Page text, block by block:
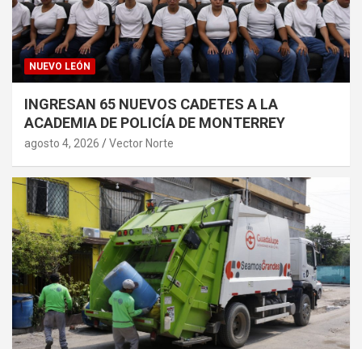
NUEVO LEÓN
INGRESAN 65 NUEVOS CADETES A LA
ACADEMIA DE POLICÍA DE MONTERREY
agosto 4, 2026 Vector Norte